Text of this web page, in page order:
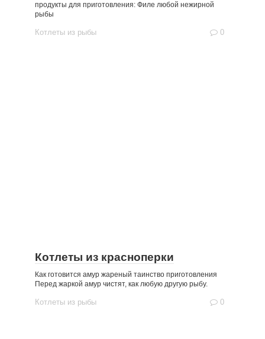
продукты для приготовления: Филе любой нежирной
рыбы
Котлеты из рыбы 0
Котлеты из красноперки
Как готовится амур жареный таинство приготовления
Перед жаркой амур чистят, как любую другую рыбу.
Котлеты из рыбы 0